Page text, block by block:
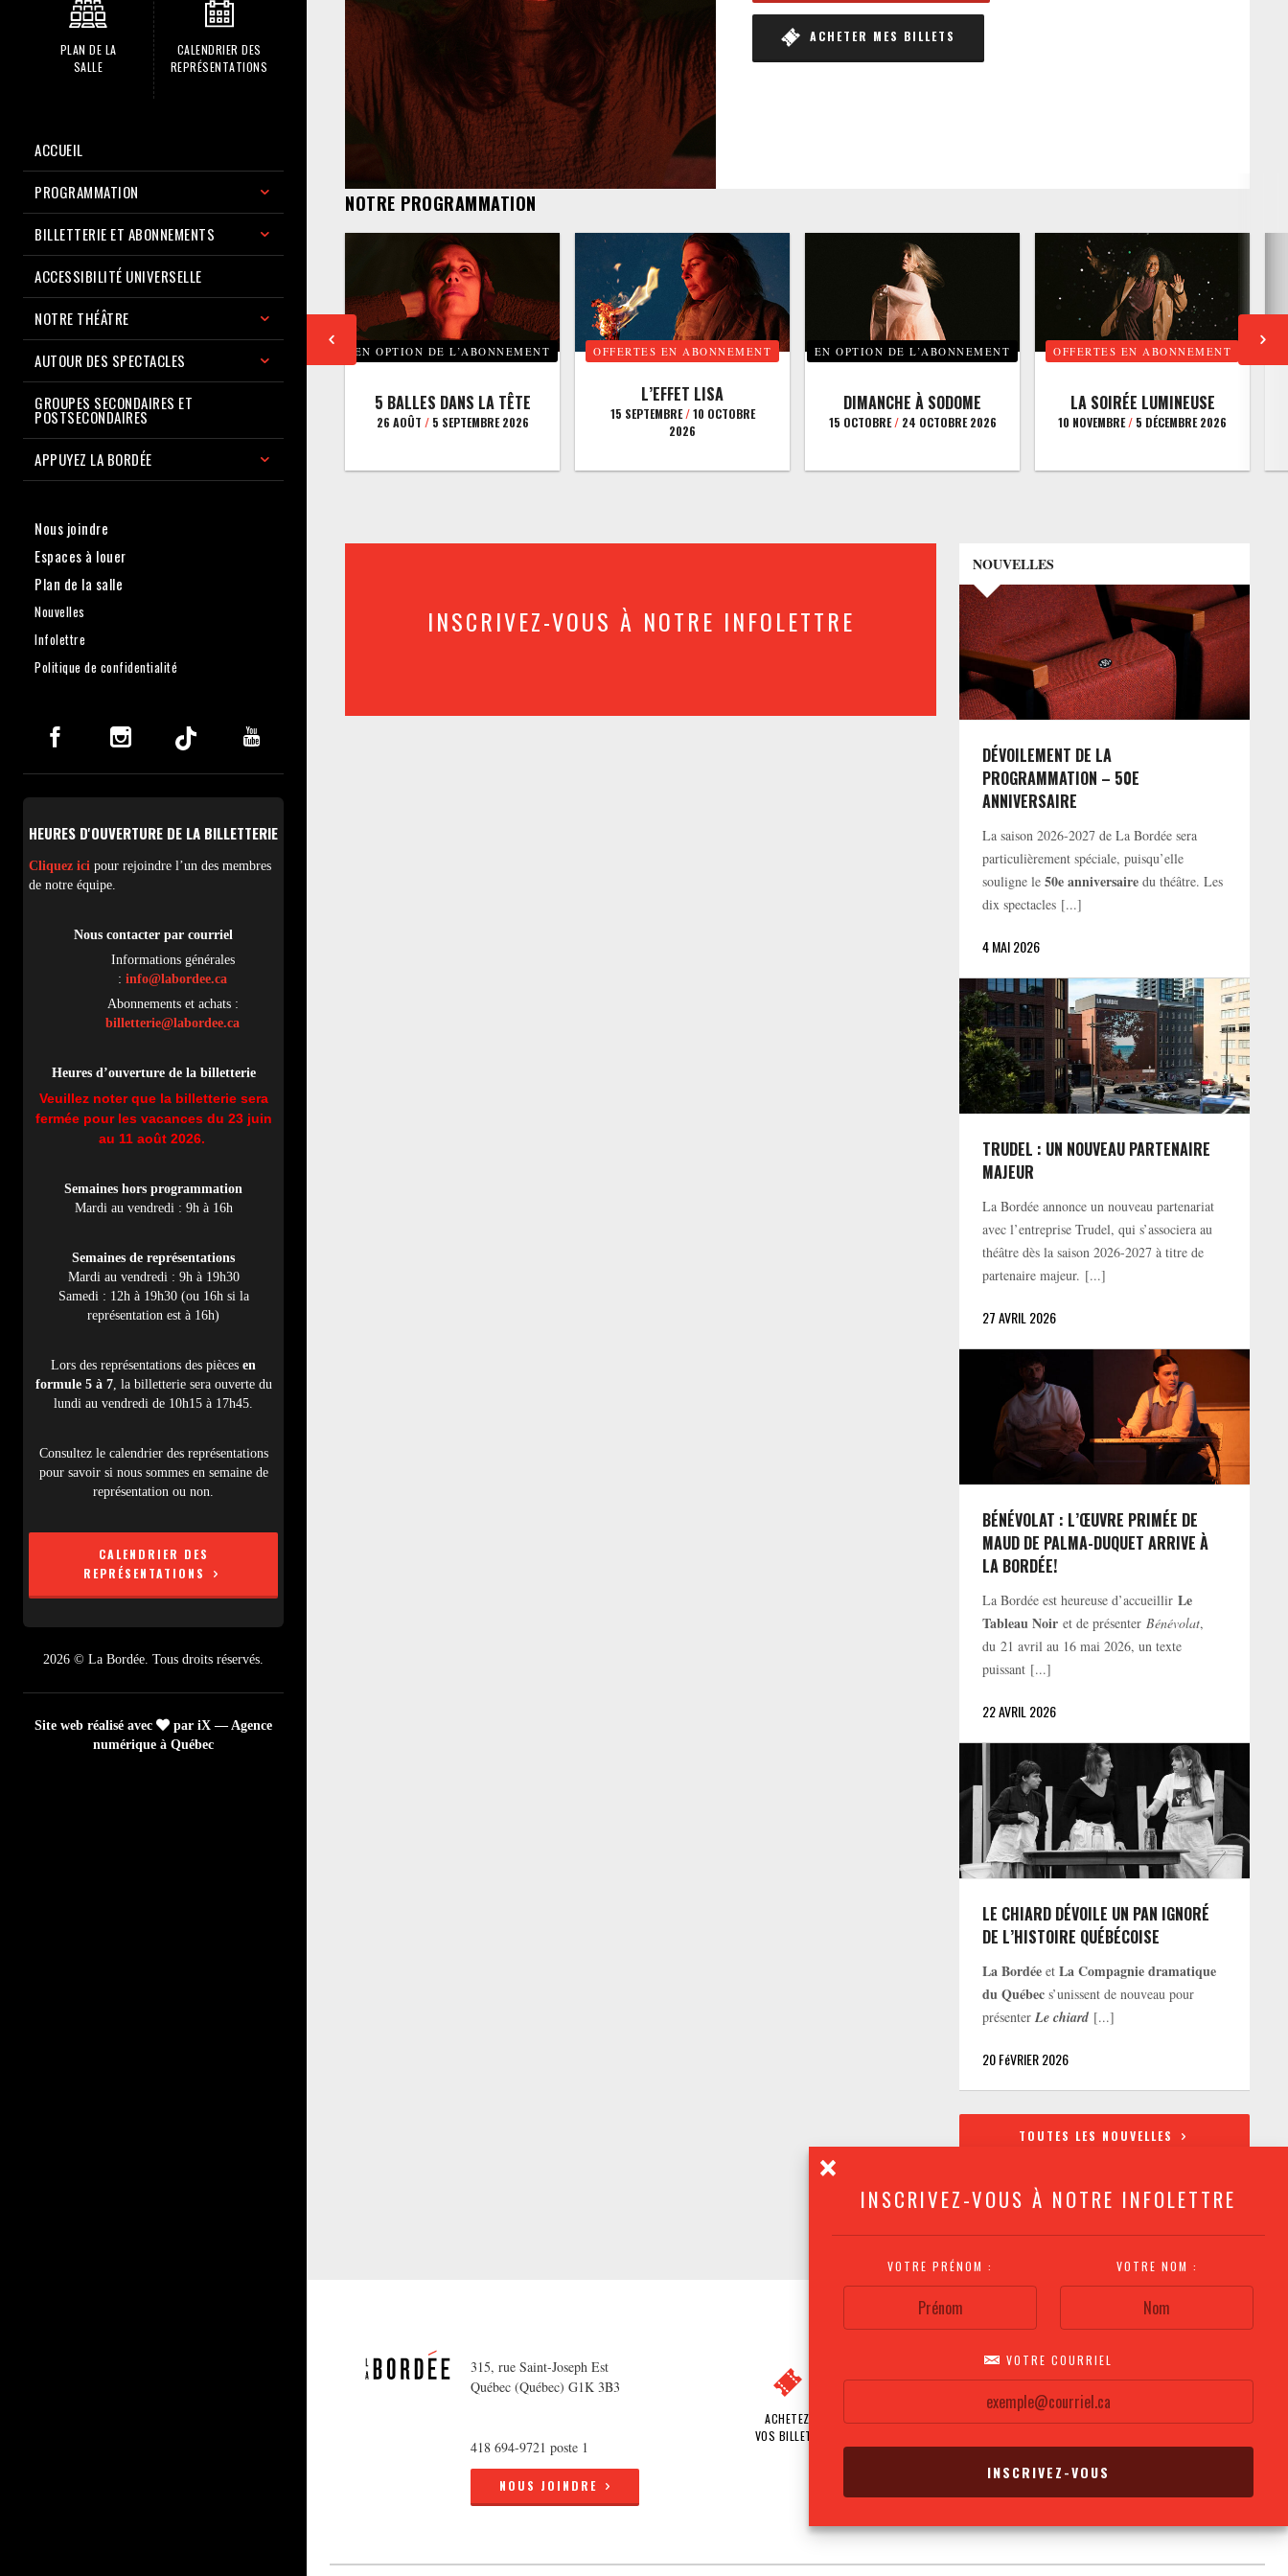
INSCRIVEZ-VOUS À NOTRE INFOLETTRE
VOTRE PRÉNOM : VOTRE NOM :
VOTRE COURRIEL
PLAN DE LA
SALLE
CALENDRIER DES
REPRÉSENTATIONS
ACCUEIL
PROGRAMMATION
BILLETTERIE ET ABONNEMENTS
ACCESSIBILITÉ UNIVERSELLE
NOTRE THÉÂTRE
AUTOUR DES SPECTACLES
GROUPES SECONDAIRES ET
POSTSECONDAIRES
APPUYEZ LA BORDÉE
Nous joindre
Espaces à louer
Plan de la salle
Nouvelles
Infolettre
Politique de confidentialité
HEURES D'OUVERTURE DE LA BILLETTERIE
Cliquez ici pour rejoindre l’un des membres
de notre équipe.
Nous contacter par courriel
Informations générales
: info@labordee.ca
Abonnements et achats :
billetterie@labordee.ca
Heures d’ouverture de la billetterie
Veuillez noter que la billetterie sera
fermée pour les vacances du 23 juin
au 11 août 2026.
Semaines hors programmation
Mardi au vendredi : 9h à 16h
Semaines de représentations
Mardi au vendredi : 9h à 19h30
Samedi : 12h à 19h30 (ou 16h si la
représentation est à 16h)
Lors des représentations des pièces en
formule 5 à 7, la billetterie sera ouverte du
lundi au vendredi de 10h15 à 17h45.
Consultez le calendrier des représentations
pour savoir si nous sommes en semaine de
représentation ou non.
CALENDRIER DES
REPRÉSENTATIONS
2026 © La Bordée. Tous droits réservés.
Site web réalisé avec
par iX — Agence
numérique à Québec
ACHETER MES BILLETS
NOTRE PROGRAMMATION
EN OPTION DE L’ABONNEMENT
5 BALLES DANS LA TÊTE
26 AOÛT /5 SEPTEMBRE 2026
OFFERTES EN ABONNEMENT
L’EFFET LISA
15 SEPTEMBRE/10 OCTOBRE
2026
EN OPTION DE L’ABONNEMENT
DIMANCHE À SODOME
15 OCTOBRE/24 OCTOBRE 2026
OFFERTES EN ABONNEMENT
LA SOIRÉE LUMINEUSE
10 NOVEMBRE/ 5 DÉCEMBRE 2026
INSCRIVEZ-VOUS À NOTRE INFOLETTRE
NOUVELLES
DÉVOILEMENT DE LA
PROGRAMMATION – 50E
ANNIVERSAIRE
La saison 2026-2027 de La Bordée sera
particulièrement spéciale, puisqu’elle
souligne le50e anniversaire du théâtre. Les
dix spectacles [...]
4 MAI 2026
TRUDEL : UN NOUVEAU PARTENAIRE
MAJEUR
La Bordée annonce un nouveau partenariat
avec l’entreprise Trudel, qui s’associera au
théâtre dès la saison 2026-2027 à titre de
partenaire majeur. [...]
27 AVRIL 2026
BÉNÉVOLAT : L’ŒUVRE PRIMÉE DE
MAUD DE PALMA-DUQUET ARRIVE À
LA BORDÉE!
La Bordée est heureuse d’accueillirLe
Tableau Noir et de présenterBénévolat,
du 21 avril au 16 mai 2026, un texte
puissant [...]
22 AVRIL 2026
LE CHIARD DÉVOILE UN PAN IGNORÉ
DE L’HISTOIRE QUÉBÉCOISE
La Bordée etLa Compagnie dramatique
du Québec s’unissent de nouveau pour
présenterLe chiard [...]
20 FéVRIER 2026
TOUTES LES NOUVELLES
315, rue Saint-Joseph Est
Québec (Québec) G1K 3B3
418 694-9721 poste 1
NOUS JOINDRE
ACHETEZ
VOS BILLETS